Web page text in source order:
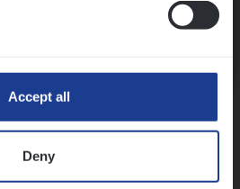
Accept all
Deny